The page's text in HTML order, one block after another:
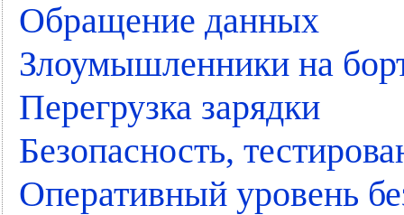
Обращение данных
Злоумышленники на
Перегрузка зарядки
Безопасность,
Оперативный уровень